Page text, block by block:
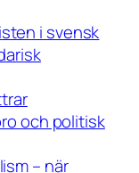
i svensk
och politisk
– när